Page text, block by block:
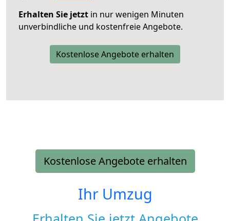
Erhalten Sie jetzt in nur wenigen Minuten
unverbindliche und kostenfreie Angebote.
Kostenlose Angebote erhalten
Kostenlose Angebote erhalten
Ihr Umzug